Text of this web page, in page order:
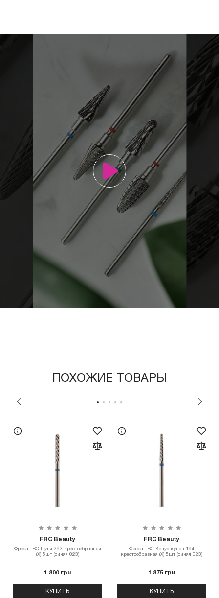
ПОХОЖИЕ ТОВАРЫ
FRC Beauty
Фреза ТВС Пуля 292 крестообразная
(X) 5шт (синяя 023)
1 800 грн
КУПИТЬ
FRC Beauty
Фреза ТВС Конус купол 194
крестообразная (X) 5шт (синяя 023)
1 875 грн
КУПИТЬ